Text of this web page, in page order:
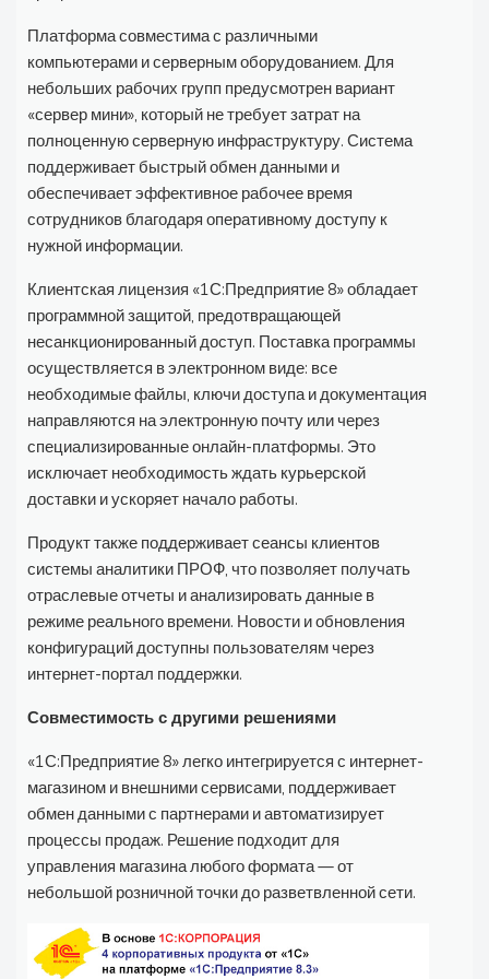
Платформа совместима с различными
компьютерами и серверным оборудованием. Для
небольших рабочих групп предусмотрен вариант
«сервер мини», который не требует затрат на
полноценную серверную инфраструктуру. Система
поддерживает быстрый обмен данными и
обеспечивает эффективное рабочее время
сотрудников благодаря оперативному доступу к
нужной информации.
Клиентская лицензия «1С:Предприятие 8» обладает
программной защитой, предотвращающей
несанкционированный доступ. Поставка программы
осуществляется в электронном виде: все
необходимые файлы, ключи доступа и документация
направляются на электронную почту или через
специализированные онлайн-платформы. Это
исключает необходимость ждать курьерской
доставки и ускоряет начало работы.
Продукт также поддерживает сеансы клиентов
системы аналитики ПРОФ, что позволяет получать
отраслевые отчеты и анализировать данные в
режиме реального времени. Новости и обновления
конфигураций доступны пользователям через
интернет-портал поддержки.
Совместимость с другими решениями
«1С:Предприятие 8» легко интегрируется с интернет-
магазином и внешними сервисами, поддерживает
обмен данными с партнерами и автоматизирует
процессы продаж. Решение подходит для
управления магазина любого формата — от
небольшой розничной точки до разветвленной сети.